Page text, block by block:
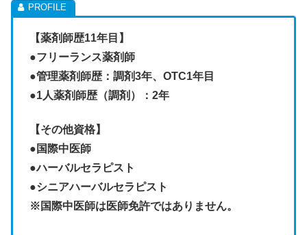
【薬剤師歴11年目】
●フリーランス薬剤師
●管理薬剤師歴：調剤3年、OTC1年目
●1人薬剤師歴（調剤）：2年
【その他資格】
● 国際中医師
●ハーバルセラピスト
●シニアハーバルセラピスト
※国際中医師は医師免許ではありません。